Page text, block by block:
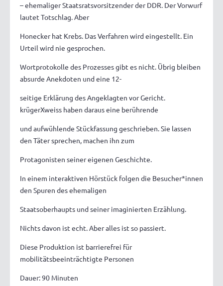
– ehemaliger Staatsratsvorsitzender der DDR. Der Vorwurf
lautet Totschlag. Aber
Honecker hat Krebs. Das Verfahren wird eingestellt. Ein
Urteil wird nie gesprochen.
Wortprotokolle des Prozesses gibt es nicht. Übrig bleiben
absurde Anekdoten und eine 12-
seitige Erklärung des Angeklagten vor Gericht.
krügerXweiss haben daraus eine berührende
und aufwühlende Stückfassung geschrieben. Sie lassen
den Täter sprechen, machen ihn zum
Protagonisten seiner eigenen Geschichte.
In einem interaktiven Hörstück folgen die Besucher*innen
den Spuren des ehemaligen
Staatsoberhaupts und seiner imaginierten Erzählung.
Nichts davon ist echt. Aber alles ist so passiert.
Diese Produktion ist barrierefrei für
mobilitätsbeeinträchtigte Personen
Dauer: 90 Minuten